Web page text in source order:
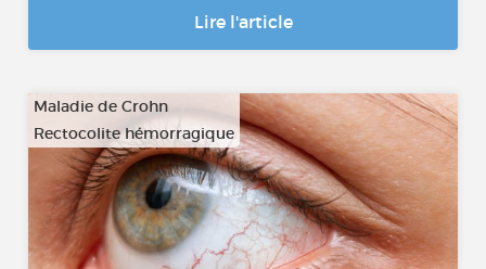
Lire l'article
Maladie de Crohn
Rectocolite hémorragique